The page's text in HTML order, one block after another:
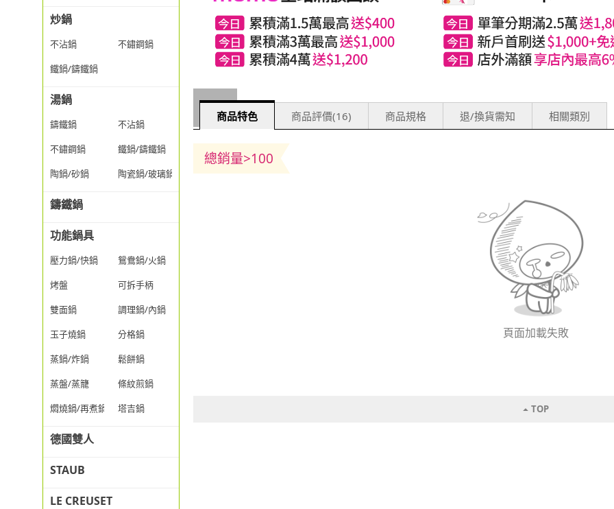
炒鍋
不沾鍋
不鏽鋼鍋
鐵鍋/鑄鐵鍋
湯鍋
鑄鐵鍋
不沾鍋
不鏽鋼鍋
鐵鍋/鑄鐵鍋
陶鍋/砂鍋
陶瓷鍋/玻璃鍋/透明鍋
鑄鐵鍋
功能鍋具
壓力鍋/快鍋
鴛鴦鍋/火鍋
烤盤
可拆手柄
雙面鍋
調理鍋/內鍋
玉子燒鍋
分格鍋
蒸鍋/炸鍋
鬆餅鍋
蒸盤/蒸籠
條紋煎鍋
燜燒鍋/再煮鍋
塔吉鍋
德國雙人
STAUB
LE CREUSET
商品特色 商品評價(16) 商品規格 退/換貨需知 相關類別
總銷量>100
頁面加載失敗
TOP